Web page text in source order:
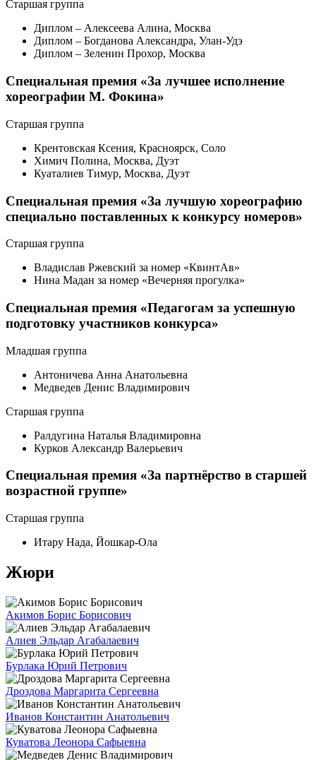
Старшая группа
Диплом – Алексеева Алина, Москва
Диплом – Богданова Александра, Улан-Удэ
Диплом – Зеленин Прохор, Москва
Специальная премия «За лучшее исполнение
хореографии М. Фокина»
Старшая группа
Крентовская Ксения, Красноярск, Соло
Химич Полина, Москва, Дуэт
Куаталиев Тимур, Москва, Дуэт
Специальная премия «За лучшую хореографию
специально поставленных к конкурсу номеров»
Старшая группа
Владислав Ржевский за номер «КвинтАв»
Нина Мадан за номер «Вечерняя прогулка»
Специальная премия «Педагогам за успешную
подготовку участников конкурса»
Младшая группа
Антоничева Анна Анатольевна
Медведев Денис Владимирович
Старшая группа
Ралдугина Наталья Владимировна
Курков Александр Валерьевич
Специальная премия «За партнёрство в старшей
возрастной группе»
Старшая группа
Итару Нада, Йошкар-Ола
Жюри
Акимов Борис Борисович
Алиев Эльдар Агабалаевич
Бурлака Юрий Петрович
Дроздова Маргарита Сергеевна
Иванов Константин Анатольевич
Куватова Леонора Сафыевна